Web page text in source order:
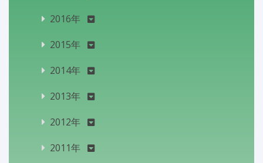
2016年
2015年
2014年
2013年
2012年
2011年